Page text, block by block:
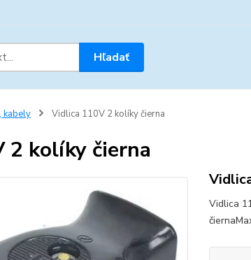
Hľadať
kabely Vidlica 110V 2 kolíky čierna
2 kolíky čierna
Vidlica